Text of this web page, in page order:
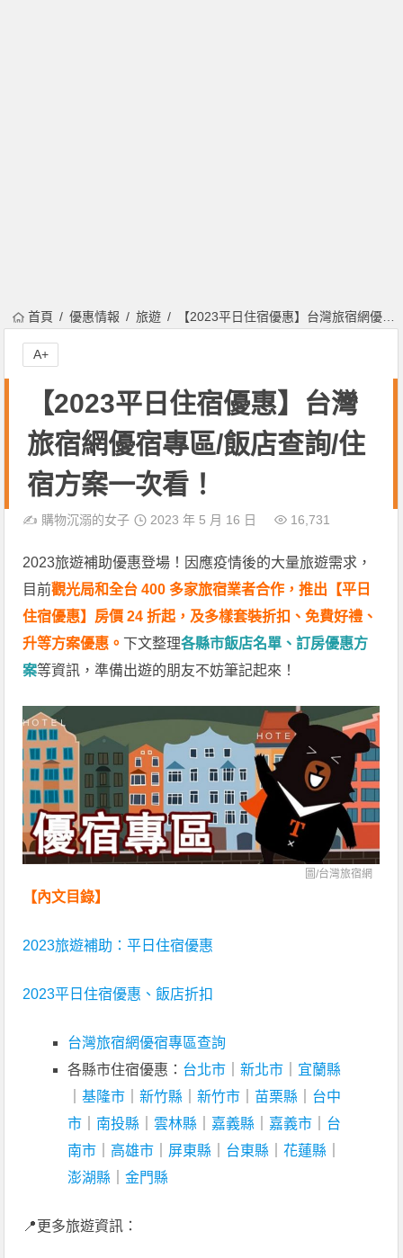
首頁 優惠情報 旅遊 【2023平日住宿優惠】台灣旅宿網優宿專區/飯店查詢/住宿方案一次看！
【2023平日住宿優惠】台灣
旅宿網優宿專區/飯店查詢/住
宿方案一次看！
✍️ 購物沉溺的女子 2023 年 5 月 16 日 16,731
2023旅遊補助優惠登場！因應疫情後的大量旅遊需求，
目前觀光局和全台 400 多家旅宿業者合作，推出【平日
住宿優惠】房價 24 折起 ，及多樣套裝折扣、免費好禮、
升等方案優惠。 下文整理各縣市飯店名單、訂房優惠方
案等資訊，準備出遊的朋友不妨筆記起來！
圖/台灣旅宿網
【內文目錄】
2023旅遊補助：平日住宿優惠
2023平日住宿優惠、飯店折扣
台灣旅宿網優宿專區查詢
各縣市住宿優惠： 台北市 ｜新北市
宜蘭縣
｜基隆市 ｜新竹縣 ｜新竹市 苗栗縣
台中
市
南投縣 ｜雲林縣 嘉義縣 嘉義市
台
南市
高雄市 屏東縣 台東縣 ｜花蓮縣
澎湖縣 ｜金門縣
📍更多旅遊資訊：
A+